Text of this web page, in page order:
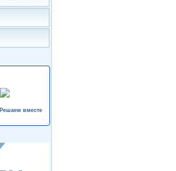
Решаем вместе